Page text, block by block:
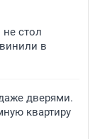
стол
в
дверями.
квартиру